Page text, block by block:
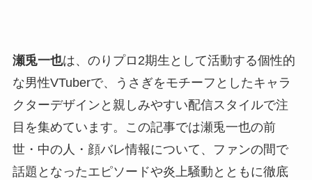
瀬兎一也は、のりプロ2期生として活動する個性的
な男性VTuberで、うさぎをモチーフとしたキャラ
クターデザインと親しみやすい配信スタイルで注
目を集めています。この記事では瀬兎一也の前
世・中の人・顔バレ情報について、ファンの間で
話題となったエピソードや炎上騒動とともに徹底